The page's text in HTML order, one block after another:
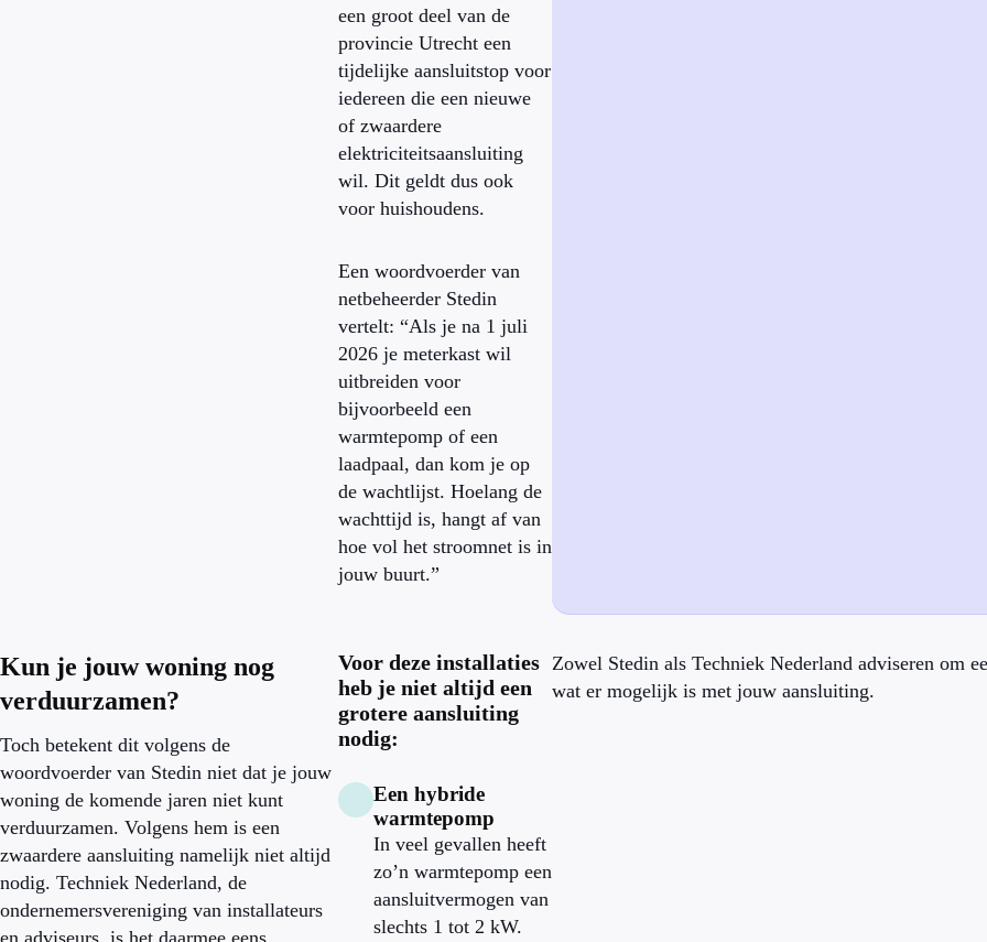
een groot deel van de
provincie Utrecht een
tijdelijke aansluitstop voor
iedereen die een nieuwe
of zwaardere
elektriciteitsaansluiting
wil. Dit geldt dus ook
voor huishoudens.
Een woordvoerder van
netbeheerder Stedin
vertelt: “Als je na 1 juli
2026 je meterkast wil
uitbreiden voor
bijvoorbeeld een
warmtepomp of een
laadpaal, dan kom je op
de wachtlijst. Hoelang de
wachttijd is, hangt af van
hoe vol het stroomnet is in
jouw buurt.”
Kun je jouw woning nog
verduurzamen?
Toch betekent dit volgens de
woordvoerder van Stedin niet dat je jouw
woning de komende jaren niet kunt
verduurzamen. Volgens hem is een
zwaardere aansluiting namelijk niet altijd
nodig. Techniek Nederland, de
ondernemersvereniging van installateurs
en adviseurs, is het daarmee eens.
Voor deze installaties
heb je niet altijd een
grotere aansluiting
nodig:
Een hybride
warmtepomp
In veel gevallen heeft
zo’n warmtepomp een
aansluitvermogen van
slechts 1 tot 2 kW.
Zowel Stedin als Techniek Nederland adviseren om
wat er mogelijk is met jouw aansluiting.